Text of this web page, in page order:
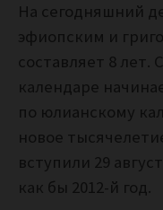
На сегодняшний
эфиопским и
составляет 8 лет.
календаре
по юлианскому
новое
вступили 29
как бы 2012-й год.